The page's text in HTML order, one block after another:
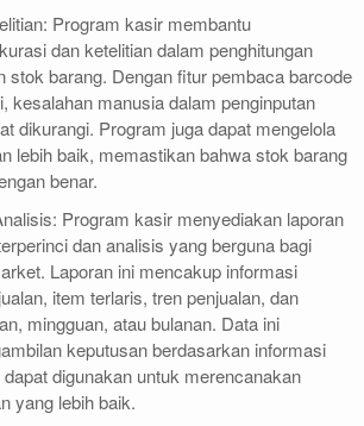
Program kasir membantu
dan ketelitian dalam penghitungan
stok barang. Dengan fitur pembaca barcode
kesalahan manusia dalam penginputan
dikurangi. Program juga dapat mengelola
lebih baik, memastikan bahwa stok barang
benar.
Program kasir menyediakan laporan
dan analisis yang berguna bagi
Laporan ini mencakup informasi
item terlaris, tren penjualan, dan
mingguan, atau bulanan. Data ini
keputusan berdasarkan informasi
digunakan untuk merencanakan
yang lebih baik.